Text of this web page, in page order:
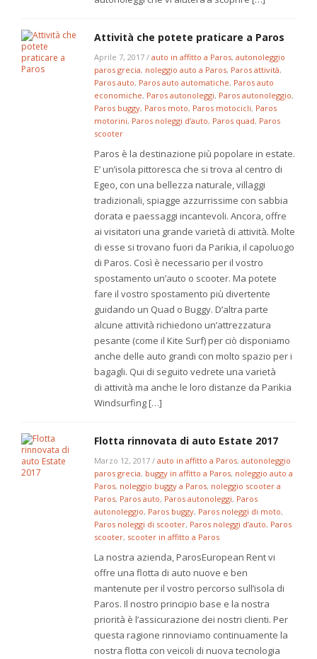
Attività che potete praticare a Paros
Aprile 7, 2017 /auto in affitto a Paros,autonoleggio
paros grecia, noleggio auto a Paros, Paros attività,
Paros auto, Paros auto automatiche, Paros auto
economiche, Paros autonoleggi, Paros autonoleggio,
Paros buggy, Paros moto, Paros motocicli, Paros
motorini, Paros noleggi d’auto, Paros quad, Paros
scooter
Paros è la destinazione più popolare in estate.
E’ un’isola pittoresca che si trova al centro di
Egeo, con una bellezza naturale, villaggi
tradizionali, spiagge azzurrissime con sabbia
dorata e paessaggi incantevoli. Ancora, offre
ai visitatori una grande varietà di attività. Molte
di esse si trovano fuori da Parikia, il capoluogo
di Paros. Così è necessario per il vostro
spostamento un’auto o scooter. Ma potete
fare il vostro spostamento più divertente
guidando un Quad o Buggy. D’altra parte
alcune attività richiedono un’attrezzatura
pesante (come il Kite Surf) per ciò disponiamo
anche delle auto grandi con molto spazio per i
bagagli. Qui di seguito vedrete una varietà
di attività ma anche le loro distanze da Parikia
Windsurfing […]
Flotta rinnovata di auto Estate 2017
Marzo 12, 2017 /auto in affitto a Paros,autonoleggio
paros grecia, buggy in affitto a Paros, noleggio auto a
Paros, noleggio buggy a Paros, noleggio scooter a
Paros, Paros auto, Paros autonoleggi, Paros
autonoleggio, Paros buggy, Paros noleggi di moto,
Paros noleggi di scooter, Paros noleggi d’auto, Paros
scooter, scooter in affitto a Paros
La nostra azienda, ParosEuropean Rent vi
offre una flotta di auto nuove e ben
mantenute per il vostro percorso sull’isola di
Paros. Il nostro principio base e la nostra
priorità è l’assicurazione dei nostri clienti. Per
questa ragione rinnoviamo continuamente la
nostra flotta con veicoli di nuova tecnologia